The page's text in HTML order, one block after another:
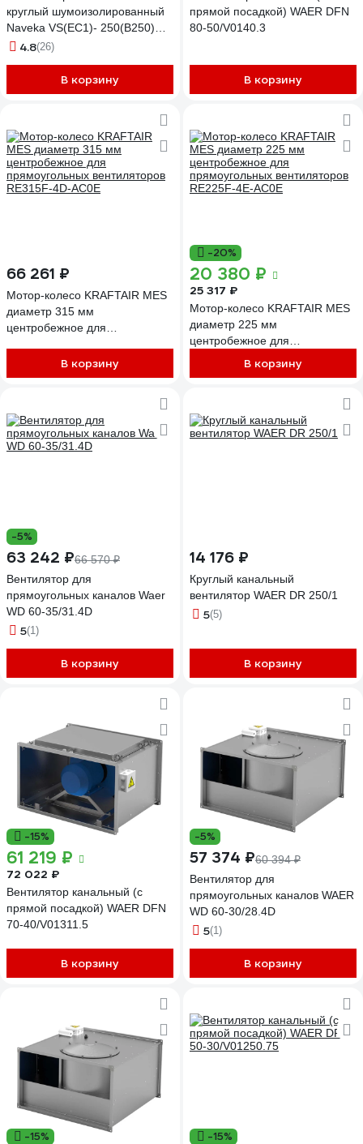
круглый шумоизолированный
Naveka VS(EC1)- 250(B250)
Compact УН-00008320
4.8(26)
В корзину
прямой посадкой) WAER DFN
80-50/V0140.3
В корзину
66 261 ₽
Мотор-колесо KRAFTAIR MES
диаметр 315 мм
центробежное для
RE315F-4D-AC0E
В корзину
-20%
20 380 ₽
25 317 ₽
Мотор-колесо KRAFTAIR MES
диаметр 225 мм
центробежное для
RE225F-4E-AC0E
В корзину
-5%
63 242 ₽66 570 ₽
Вентилятор для
прямоугольных каналов Waer
WD 60-35/31.4D
5(1)
В корзину
14 176 ₽
Круглый канальный
вентилятор WAER DR 250/1
5(5)
В корзину
-15%
61 219 ₽
72 022 ₽
Вентилятор канальный (с
прямой посадкой) WAER DFN
70-40/V01311.5
В корзину
-5%
57 374 ₽60 394 ₽
Вентилятор для
прямоугольных каналов WAER
WD 60-30/28.4D
5(1)
В корзину
-15% -15%